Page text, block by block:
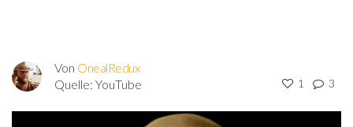
Von OnealRedux
Quelle: YouTube 1 3